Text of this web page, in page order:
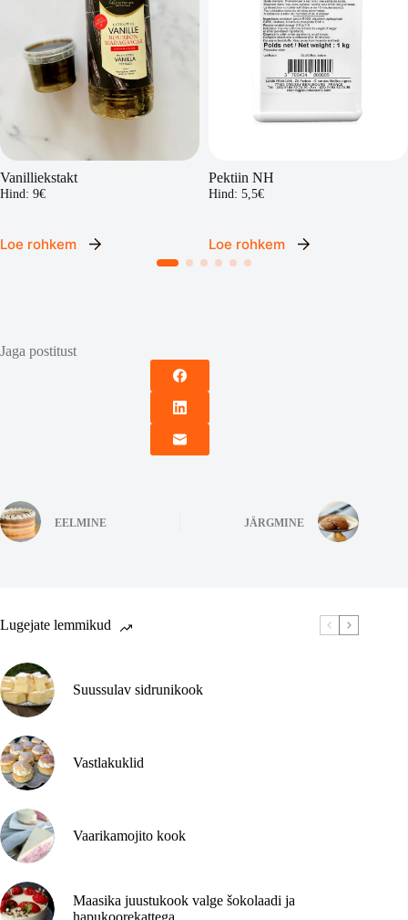
Vanilliekstakt
Hind: 9€
Loe rohkem
Pektiin NH
Hind: 5,5€
Loe rohkem
Jaga postitust
EELMINE JÄRGMINE
Lugejate lemmikud
Suussulav sidrunikook
Vastlakuklid
Vaarikamojito kook
Maasika juustukook valge šokolaadi ja